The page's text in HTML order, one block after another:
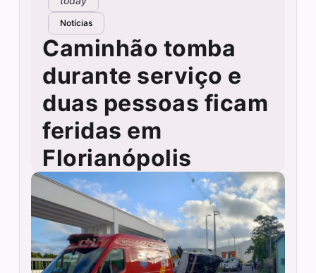
Notícias
Caminhão tomba
durante serviço e
duas pessoas ficam
feridas em
Florianópolis